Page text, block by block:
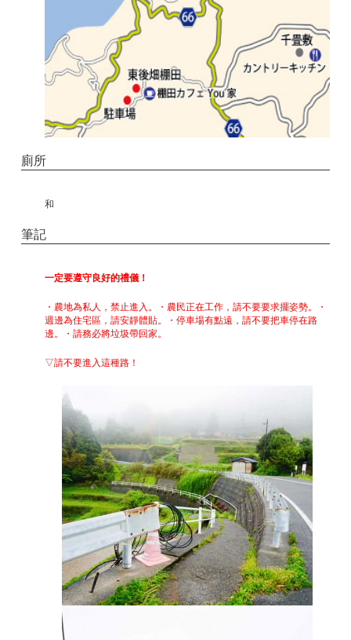
廁所
和
筆記
一定要遵守良好的禮儀！
・農地為私人，禁止進入。 ・農民正在工作，請不要要求擺姿勢。
・
週邊為住宅區，請安靜體貼。
・停車場有點遠，請不要把車停在路
邊。
・請務必將垃圾帶回家。
▽請不要進入這種路！